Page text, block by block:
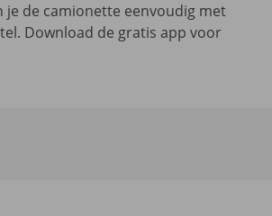
je de camionette eenvoudig met
Download de gratis app voor